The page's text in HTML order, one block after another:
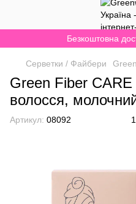
Безкоштовна
Серветки / Файбери
Green Fiber
волосся,
Артикул: 08092